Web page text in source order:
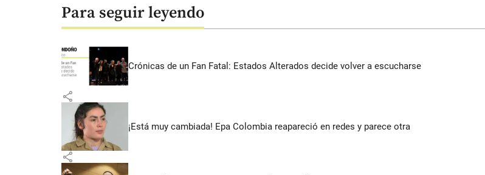
Para seguir leyendo
Crónicas de un Fan Fatal: Estados Alterados decide volver a escucharse
share
¡Está muy cambiada! Epa Colombia reapareció en redes y parece otra
share